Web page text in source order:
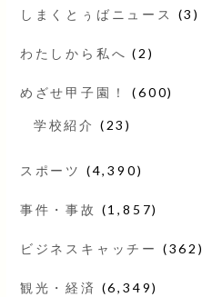
しまくとぅばニュース (3)
わたしから私へ (2)
めざせ甲子園！ (600)
学校紹介 (23)
スポーツ (4,390)
事件・事故 (1,857)
ビジネスキャッチー (362)
観光・経済 (6,349)